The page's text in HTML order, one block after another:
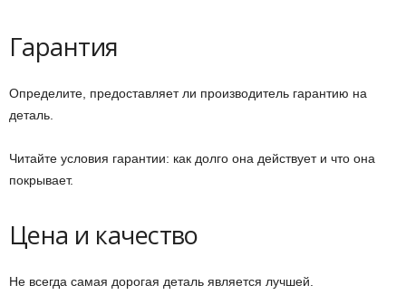
Гарантия
Определите, предоставляет ли производитель гарантию на
деталь.
Читайте условия гарантии: как долго она действует и что она
покрывает.
Цена и качество
Не всегда самая дорогая деталь является лучшей.